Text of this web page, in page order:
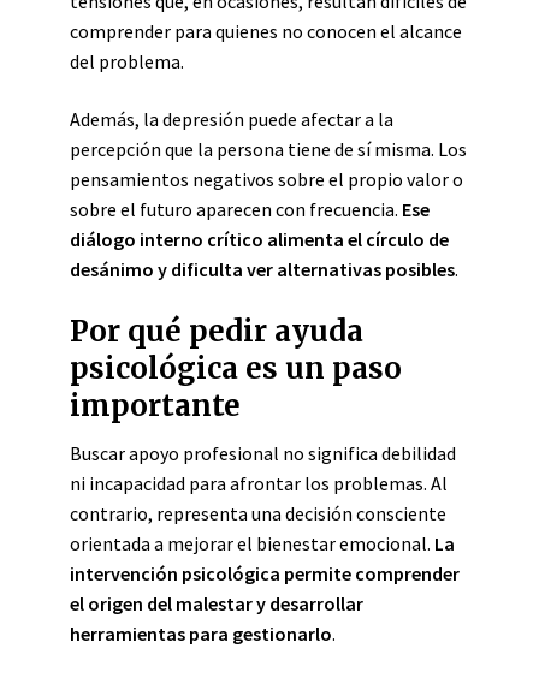
comprender para quienes no conocen el alcance
del problema.
Además, la depresión puede afectar a la
percepción que la persona tiene de sí misma. Los
pensamientos negativos sobre el propio valor o
sobre el futuro aparecen con frecuencia. Ese
diálogo interno crítico alimenta el círculo de
desánimo y dificulta ver alternativas posibles.
Por qué pedir ayuda
psicológica es un paso
importante
Buscar apoyo profesional no significa debilidad
ni incapacidad para afrontar los problemas. Al
contrario, representa una decisión consciente
orientada a mejorar el bienestar emocional. La
intervención psicológica permite comprender
el origen del malestar y desarrollar
herramientas para gestionarlo.